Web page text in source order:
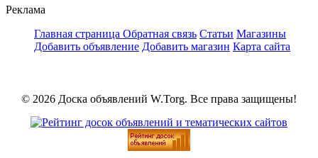
Реклама
Главная страница Обратная связь Статьи Магазины
Добавить объявление Добавить магазин Карта сайта
© 2026 Доска объявлений W.Torg. Все права защищены!